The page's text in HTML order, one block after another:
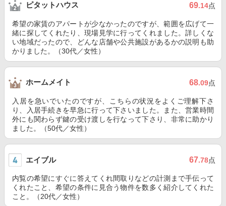
ピタットハウス 69.14点
希望の家賃のアパートが少なかったのですが、範囲を広げて一
緒に探してくれたり、現場見学に行ってくれました。詳しくな
い地域だったので、どんな店舗や公共施設があるかの説明も助
かりました。（30代／女性）
ホームメイト 68.09点
入居を急いでいたのですが、こちらの状況をよくご理解下さ
り、入居手続きを早急に行って下さいました。また、営業時間
外にも関わらず鍵の受け渡しを行なって下さり、非常に助かり
ました。（50代／女性）
エイブル 67.78点
内覧の希望にすぐに答えてくれ間取りなどの計測まで手伝って
くれたこと、希望の条件に見合う物件を数多く紹介してくれた
こと。（20代／女性）